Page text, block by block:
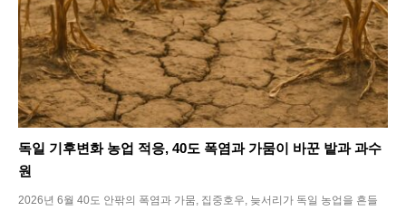
독일 기후변화 농업 적응, 40도 폭염과 가뭄이 바꾼 밭과 과수
원
2026년 6월 40도 안팎의 폭염과 가뭄, 집중호우, 늦서리가 독일 농업을 흔들